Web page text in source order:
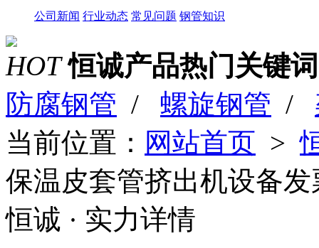
公司新闻 行业动态 常见问题 钢管知识
HOT 恒诚产品热门关键
防腐钢管 / 螺旋钢管 /
当前位置： 网站首页 >
保温皮套管挤出机设备发
恒诚 · 实力详情